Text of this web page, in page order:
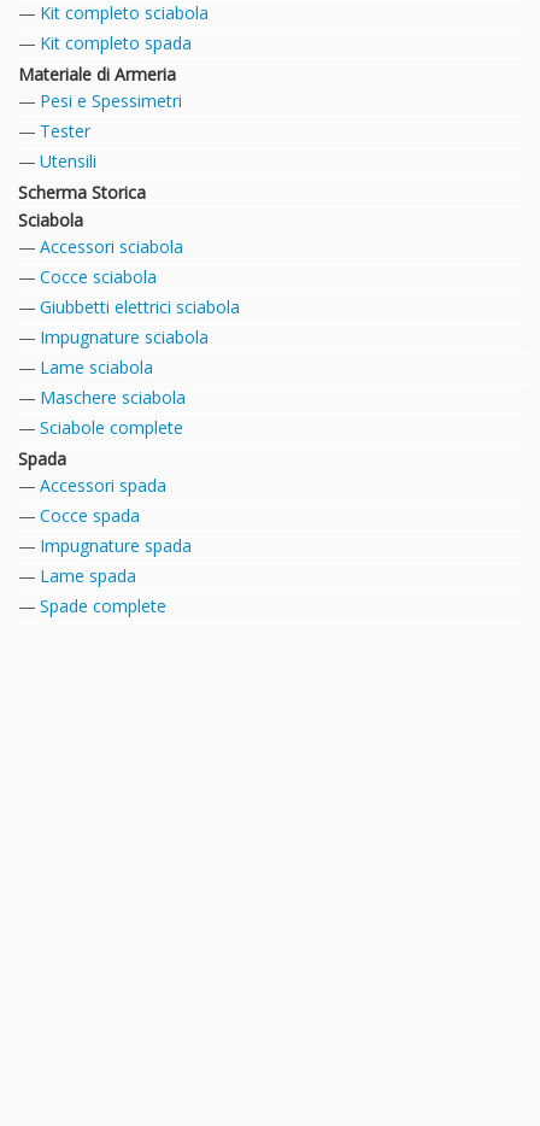
Kit completo sciabola
Kit completo spada
Materiale di Armeria
Pesi e Spessimetri
Tester
Utensili
Scherma Storica
Sciabola
Accessori sciabola
Cocce sciabola
Giubbetti elettrici sciabola
Impugnature sciabola
Lame sciabola
Maschere sciabola
Sciabole complete
Spada
Accessori spada
Cocce spada
Impugnature spada
Lame spada
Spade complete